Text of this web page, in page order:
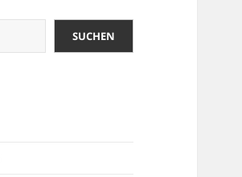
SUCHEN